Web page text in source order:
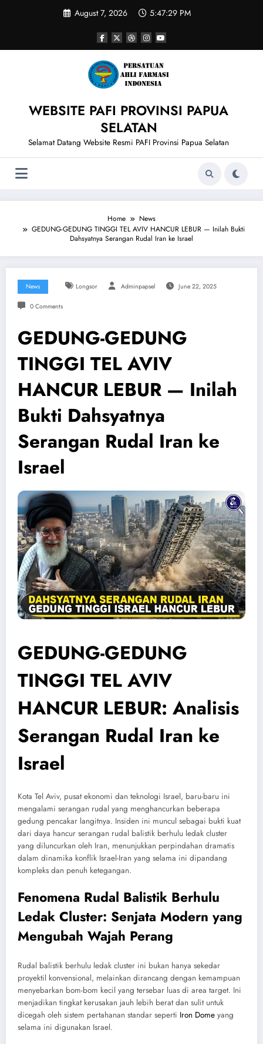
August 7, 2026 5:47:29 PM
WEBSITE PAFI PROVINSI PAPUA
SELATAN
Selamat Datang Website Resmi PAFI Provinsi Papua Selatan
Home
News
GEDUNG-GEDUNG TINGGI TEL AVIV HANCUR LEBUR — Inilah Bukti
Dahsyatnya Serangan Rudal Iran ke Israel
News Longsor Adminpapsel June 22, 2025
0 Comments
GEDUNG-GEDUNG
TINGGI TEL AVIV
HANCUR LEBUR — Inilah
Bukti Dahsyatnya
Serangan Rudal Iran ke
Israel
GEDUNG-GEDUNG
TINGGI TEL AVIV
HANCUR LEBUR: Analisis
Serangan Rudal Iran ke
Israel
Kota Tel Aviv, pusat ekonomi dan teknologi Israel, baru-baru ini
mengalami serangan rudal yang menghancurkan beberapa
gedung pencakar langitnya. Insiden ini muncul sebagai bukti kuat
dari daya hancur serangan rudal balistik berhulu ledak cluster
yang diluncurkan oleh Iran, menunjukkan perpindahan dramatis
dalam dinamika konflik Israel-Iran yang selama ini dipandang
kompleks dan penuh ketegangan.
Fenomena Rudal Balistik Berhulu
Ledak Cluster: Senjata Modern yang
Mengubah Wajah Perang
Rudal balistik berhulu ledak cluster ini bukan hanya sekedar
proyektil konvensional, melainkan dirancang dengan kemampuan
menyebarkan bom-bom kecil yang tersebar luas di area target. Ini
menjadikan tingkat kerusakan jauh lebih berat dan sulit untuk
dicegah oleh sistem pertahanan standar seperti Iron Dome yang
selama ini digunakan Israel.